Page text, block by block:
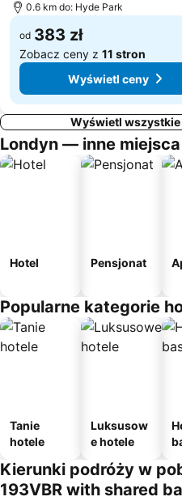
Bloomsbury
Shoreditch
Whitechapel
0.6 km do: Hyde Park
od 383 zł
Zobacz ceny z 11 stron
Wyświetl ceny
Wyświetl
Londyn — inne
Hotel Pensjonat
Popularne kategorie
Tanie
hotele
Luksusow
e hotele
Kierunki podróży w
193VBR with shared